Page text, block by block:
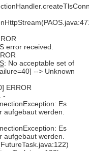
error received.
: No acceptable set of
--> Unknown
ERROR
-
Es
aufgebaut werden.
Es
aufgebaut werden.